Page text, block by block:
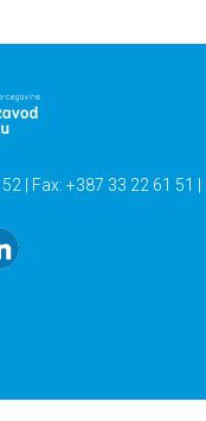
| Fax: +387 33 22 61 51 |